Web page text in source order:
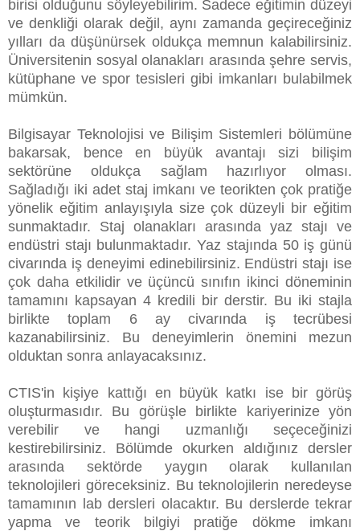
birisi olduğunu söyleyebilirim. Sadece eğitimin düzeyi
ve denkliği olarak değil, aynı zamanda geçireceğiniz
yılları da düşünürsek oldukça memnun kalabilirsiniz.
Üniversitenin sosyal olanakları arasında şehre servis,
kütüphane ve spor tesisleri gibi imkanları bulabilmek
mümkün.
Bilgisayar Teknolojisi ve Bilişim Sistemleri bölümüne
bakarsak, bence en büyük avantajı sizi bilişim
sektörüne oldukça sağlam hazırlıyor olması.
Sağladığı iki adet staj imkanı ve teorikten çok pratiğe
yönelik eğitim anlayışıyla size çok düzeyli bir eğitim
sunmaktadır. Staj olanakları arasında yaz stajı ve
endüstri stajı bulunmaktadır. Yaz stajında 50 iş günü
civarında iş deneyimi edinebilirsiniz. Endüstri stajı ise
çok daha etkilidir ve üçüncü sınıfın ikinci döneminin
tamamını kapsayan 4 kredili bir derstir. Bu iki stajla
birlikte toplam 6 ay civarında iş tecrübesi
kazanabilirsiniz. Bu deneyimlerin önemini mezun
olduktan sonra anlayacaksınız.
CTIS'in kişiye kattığı en büyük katkı ise bir görüş
oluşturmasıdır. Bu görüşle birlikte kariyerinize yön
verebilir ve hangi uzmanlığı seçeceğinizi
kestirebilirsiniz. Bölümde okurken aldığınız dersler
arasında sektörde yaygın olarak kullanılan
teknolojileri göreceksiniz. Bu teknolojilerin neredeyse
tamamının lab dersleri olacaktır. Bu derslerde tekrar
yapma ve teorik bilgiyi pratiğe dökme imkanı